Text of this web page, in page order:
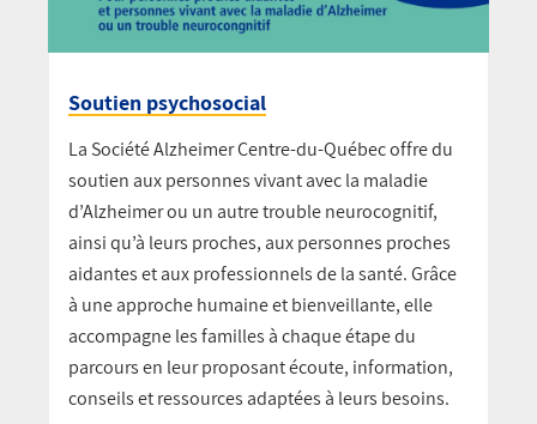
Soutien psychosocial
La Société Alzheimer Centre-du-Québec offre du
soutien aux personnes vivant avec la maladie
d’Alzheimer ou un autre trouble neurocognitif,
ainsi qu’à leurs proches, aux personnes proches
aidantes et aux professionnels de la santé. Grâce
à une approche humaine et bienveillante, elle
accompagne les familles à chaque étape du
parcours en leur proposant écoute, information,
conseils et ressources adaptées à leurs besoins.